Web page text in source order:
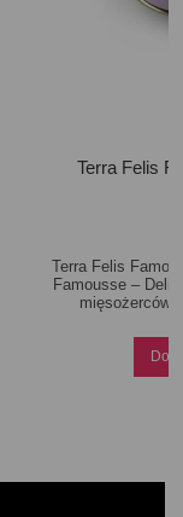
Terra Felis
Terra Felis
Famousse –
mięsożerców